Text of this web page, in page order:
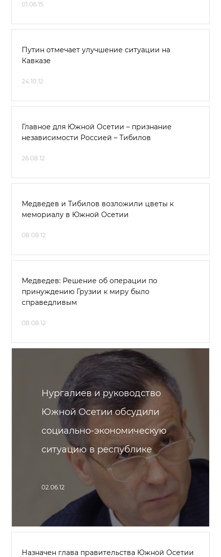
01.06.15
Путин отмечает улучшение ситуации на
Кавказе
24.10.12
Главное для Южной Осетии – признание
независимости Россией – Тибилов
26.08.12
Медведев и Тибилов возложили цветы к
мемориалу в Южной Осетии
08.08.12
Медведев: Решение об операции по
принуждению Грузии к миру было
справедливым
08.08.12
Нургалиев и руководство
Южной Осетии обсудили
социально-экономическую
ситуацию в республике
02.06.12
Назначен глава правительства Южной Осетии